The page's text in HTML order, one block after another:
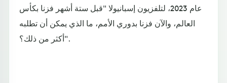
عام 2023، لتلفزيون إسبانيولا "قبل ستة أشهر فزنا بكأس
العالم، والآن فزنا بدوري الأمم، ما الذي يمكن أن تطلبه
أكثر من ذلك؟".